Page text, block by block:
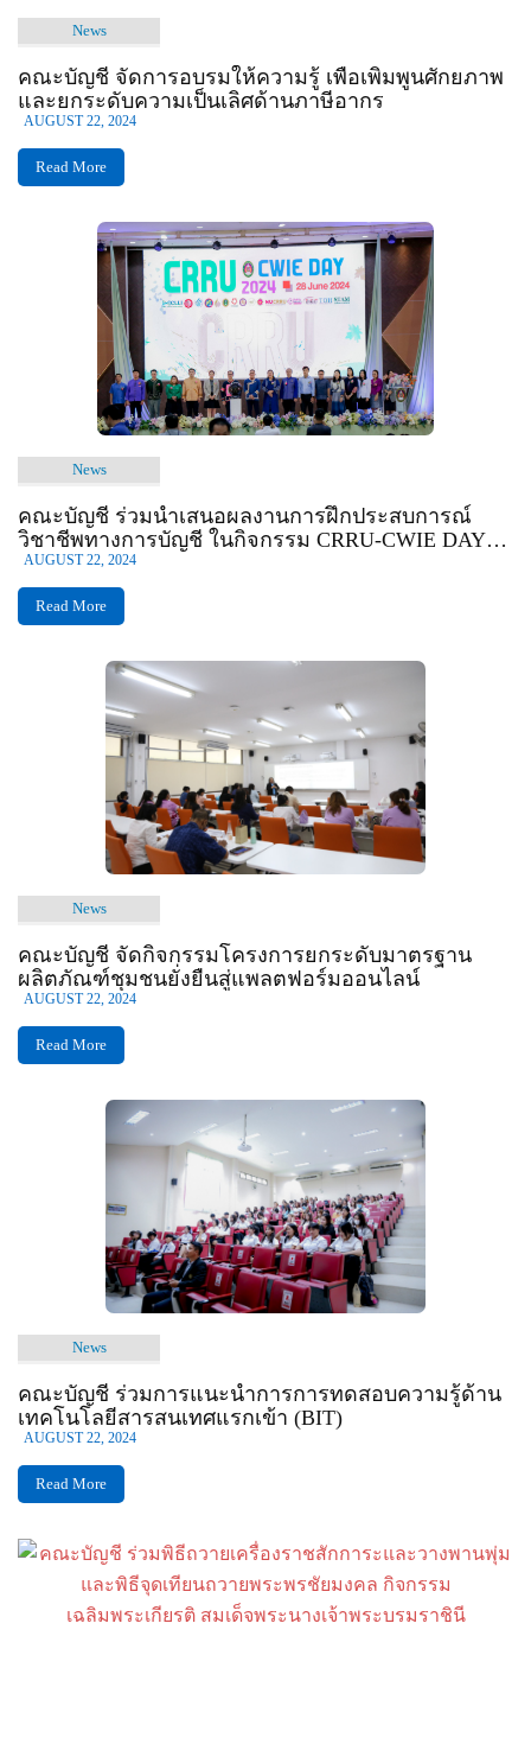
News
คณะบัญชี จัดการอบรมให้ความรู้ เพื่อเพิ่มพูนศักยภาพ
และยกระดับความเป็นเลิศด้านภาษีอากร
AUGUST 22, 2024
Read More
News
คณะบัญชี ร่วมนำเสนอผลงานการฝึกประสบการณ์
วิชาชีพทางการบัญชี ในกิจกรรม CRRU-CWIE DAY
2024
AUGUST 22, 2024
Read More
News
คณะบัญชี จัดกิจกรรมโครงการยกระดับมาตรฐาน
ผลิตภัณฑ์ชุมชนยั่งยืนสู่แพลตฟอร์มออนไลน์
AUGUST 22, 2024
Read More
News
คณะบัญชี ร่วมการแนะนำการการทดสอบความรู้ด้าน
เทคโนโลยีสารสนเทศแรกเข้า (BIT)
AUGUST 22, 2024
Read More